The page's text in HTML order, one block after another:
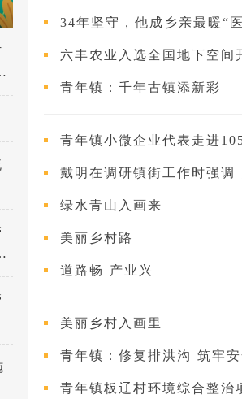
34年坚守，他成乡亲最暖“
六丰农业入选全国地下空间
青年镇：千年古镇添新彩
青年镇小微企业代表走进105
戴明在调研镇街工作时强调 突出因地
绿水青山入画来
美丽乡村路
道路畅 产业兴
美丽乡村入画里
青年镇：修复排洪沟 筑牢
青年镇板辽村环境综合整治